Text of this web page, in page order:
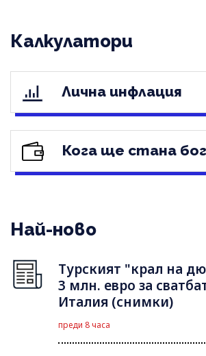
Калкулатори
Лична инфлация
Кога ще стана
Най-ново
Турският "крал на
3 млн. евро за
Италия (снимки)
преди 8 часа